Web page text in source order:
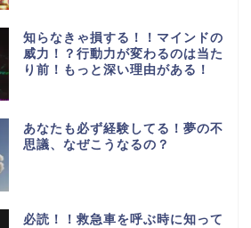
知らなきゃ損する！！マインドの
威力！？行動力が変わるのは当た
り前！もっと深い理由がある！
あなたも必ず経験してる！夢の不
思議、なぜこうなるの？
必読！！救急車を呼ぶ時に知って